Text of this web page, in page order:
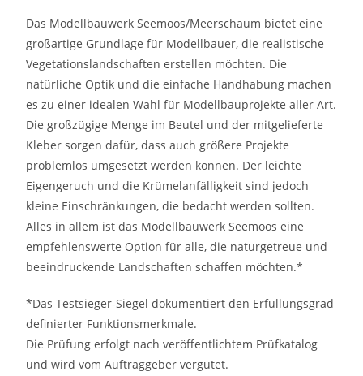
Das Modellbauwerk Seemoos/Meerschaum bietet eine
großartige Grundlage für Modellbauer, die realistische
Vegetationslandschaften erstellen möchten. Die
natürliche Optik und die einfache Handhabung machen
es zu einer idealen Wahl für Modellbauprojekte aller Art.
Die großzügige Menge im Beutel und der mitgelieferte
Kleber sorgen dafür, dass auch größere Projekte
problemlos umgesetzt werden können. Der leichte
Eigengeruch und die Krümelanfälligkeit sind jedoch
kleine Einschränkungen, die bedacht werden sollten.
Alles in allem ist das Modellbauwerk Seemoos eine
empfehlenswerte Option für alle, die naturgetreue und
beeindruckende Landschaften schaffen möchten.*
*Das Testsieger-Siegel dokumentiert den Erfüllungsgrad
definierter Funktionsmerkmale.
Die Prüfung erfolgt nach veröffentlichtem Prüfkatalog
und wird vom Auftraggeber vergütet.